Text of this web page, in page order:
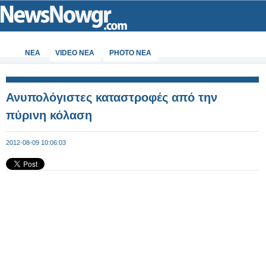
ΝΕΑ VIDEO NEA PHOTO NEA
Ανυπολόγιστες καταστροφές από την
πύρινη κόλαση
2012-08-09 10:06:03